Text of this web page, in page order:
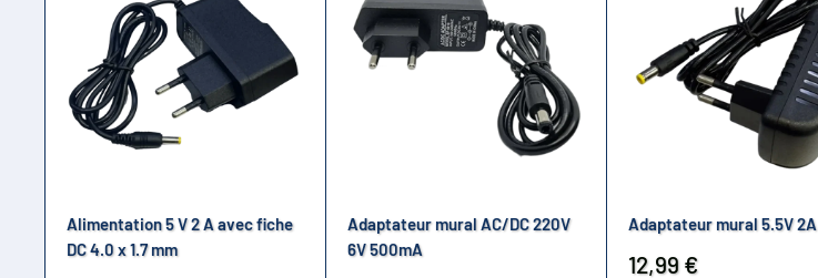
Alimentation 5 V 2 A avec fiche
DC 4.0 x 1.7 mm
Adaptateur mural AC/DC 220V
6V 500mA
Adaptateur mural 5.5V 2A
Prix
12,99 €